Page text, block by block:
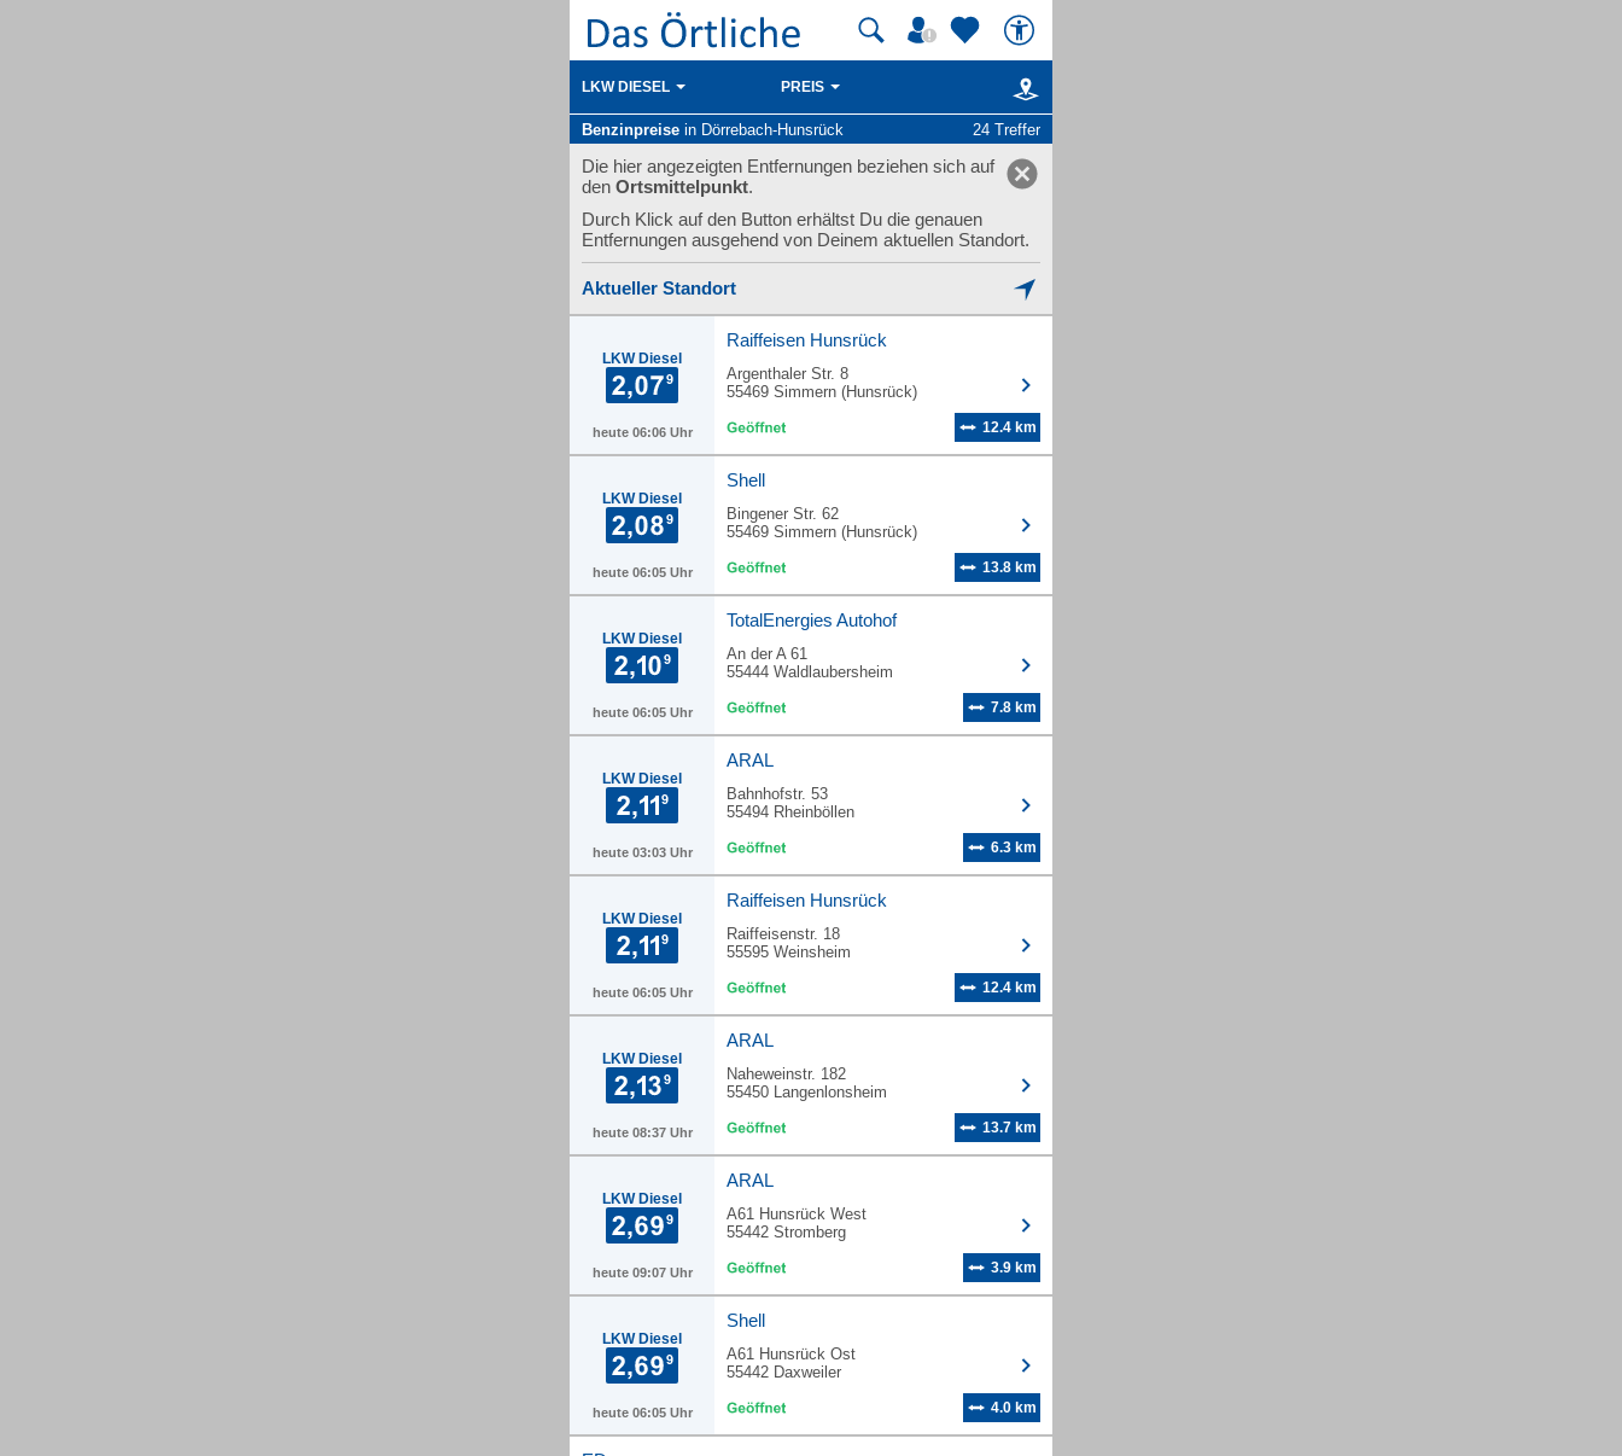
LKW DIESEL PREIS
Benzinpreise in Dörrebach-Hunsrück 24 Treffer
Die hier angezeigten Entfernungen beziehen sich auf
den Ortsmittelpunkt.
Durch Klick auf den Button erhältst Du die genauen
Entfernungen ausgehend von Deinem aktuellen Standort.
Aktueller Standort
LKW Diesel
heute 06:06 Uhr
Raiffeisen Hunsrück
Argenthaler Str. 8
55469 Simmern (Hunsrück)
12.4 km
LKW Diesel
heute 06:05 Uhr
Shell
Bingener Str. 62
55469 Simmern (Hunsrück)
13.8 km
LKW Diesel
heute 06:05 Uhr
TotalEnergies Autohof
An der A 61
55444 Waldlaubersheim
7.8 km
LKW Diesel
heute 03:03 Uhr
ARAL
Bahnhofstr. 53
55494 Rheinböllen
6.3 km
LKW Diesel
heute 06:05 Uhr
Raiffeisen Hunsrück
Raiffeisenstr. 18
55595 Weinsheim
12.4 km
LKW Diesel
heute 08:37 Uhr
ARAL
Naheweinstr. 182
55450 Langenlonsheim
13.7 km
LKW Diesel
heute 09:07 Uhr
ARAL
A61 Hunsrück West
55442 Stromberg
3.9 km
LKW Diesel
heute 06:05 Uhr
Shell
A61 Hunsrück Ost
55442 Daxweiler
4.0 km